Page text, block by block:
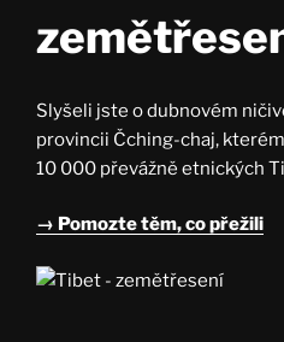
Slyšeli jste o dubnovém
provincii Čching-chaj,
10 000 převážně etnických
→ Pomozte těm, co přežili